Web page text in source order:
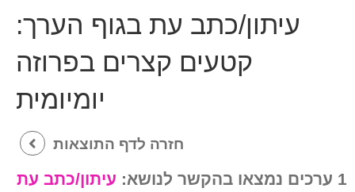
עיתון/כתב עת בגוף הערך:
קטעים קצרים בפרוזה
יומיומית
חזרה לדף התוצאות
1 ערכים נמצאו בהקשר לנושא:
עיתון/כתב עת